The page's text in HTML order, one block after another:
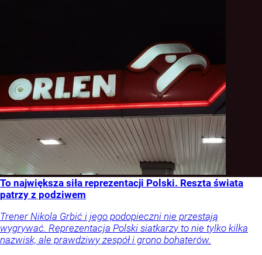
To największa siła reprezentacji Polski. Reszta świata
patrzy z podziwem
Trener Nikola Grbić i jego podopieczni nie przestają
wygrywać. Reprezentacja Polski siatkarzy to nie tylko kilka
nazwisk, ale prawdziwy zespół i grono bohaterów.